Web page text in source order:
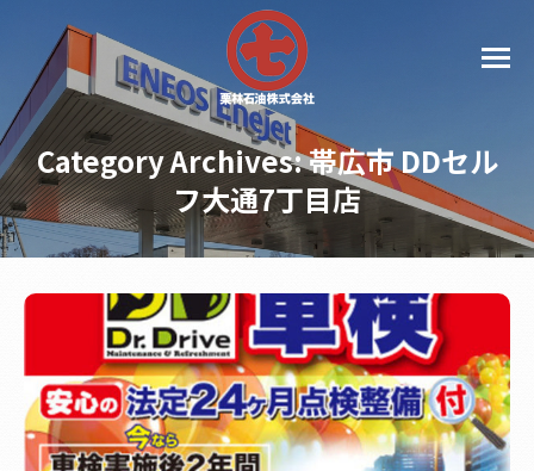
Category Archives:帯広市 DDセル
フ大通7丁目店